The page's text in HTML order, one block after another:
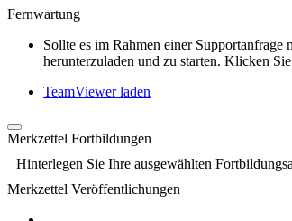
Fernwartung
Sollte es im Rahmen einer
herunterzuladen und zu starten. Klicken
TeamViewer laden
Merkzettel Fortbildungen
Hinterlegen Sie Ihre ausgewählten
Merkzettel Veröffentlichungen